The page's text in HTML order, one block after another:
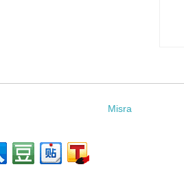
Misra